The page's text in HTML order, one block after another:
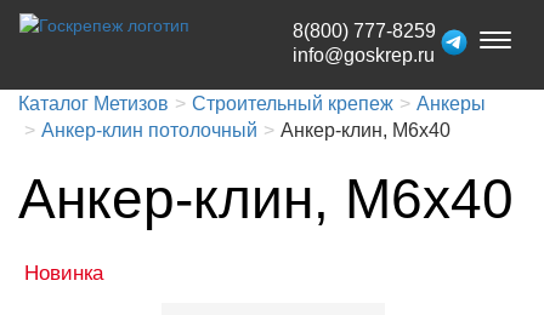
Toggle
8(800) 777-8259
info@goskrep.ru
Каталог Метизов Строительный крепеж
Анкеры
Анкер-клин потолочный
Анкер-клин, М6x40
Анкер-клин, М6x40
Новинка